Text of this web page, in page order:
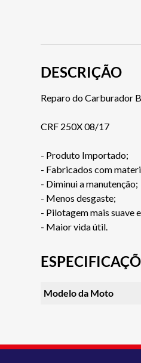
DESCRIÇÃO
Reparo do Carburador
CRF 250X 08/17
- Produto Importado;
- Fabricados com
- Diminui a manutenção;
- Menos desgaste;
- Pilotagem mais suave
- Maior vida útil.
Modelo da Moto